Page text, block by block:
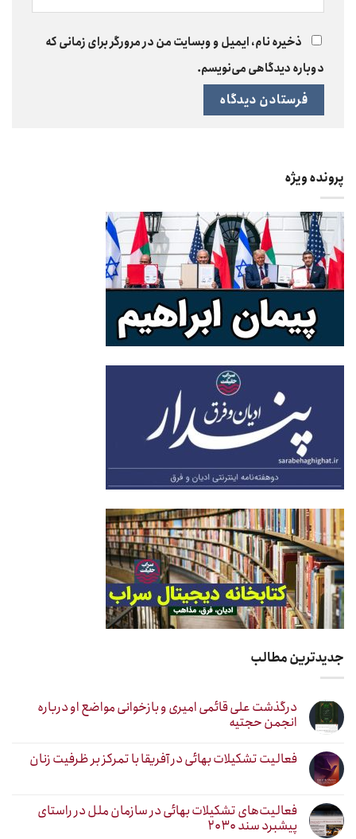
ذخیره نام، ایمیل و وبسایت من در مرورگر برای زمانی که
دوباره دیدگاهی می‌نویسم.
پرونده ویژه
جدیدترین مطالب
درگذشت علی قائمی امیری و بازخوانی مواضع او درباره
انجمن حجتیه
فعالیت تشکیلات بهائی در آفریقا با تمرکز بر ظرفیت زنان
فعالیت‌های تشکیلات بهائی در سازمان ملل در راستای
پیشبرد سند ۲۰۳۰